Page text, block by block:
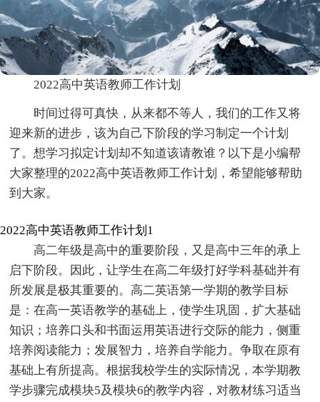
2022高中英语教师工作计划
时间过得可真快，从来都不等人，我们的工作又将
迎来新的进步，该为自己下阶段的学习制定一个计划
了。想学习拟定计划却不知道该请教谁？以下是小编帮
大家整理的2022高中英语教师工作计划，希望能够帮助
到大家。
2022高中英语教师工作计划1
高二年级是高中的重要阶段，又是高中三年的承上
启下阶段。因此，让学生在高二年级打好学科基础并有
所发展是极其重要的。高二英语第一学期的教学目标
是：在高一英语教学的基础上，使学生巩固，扩大基础
知识；培养口头和书面运用英语进行交际的能力，侧重
培养阅读能力；发展智力，培养自学能力。争取在原有
基础上有所提高。根据我校学生的实际情况，本学期教
学步骤完成模块5及模块6的教学内容，对教材练习适当